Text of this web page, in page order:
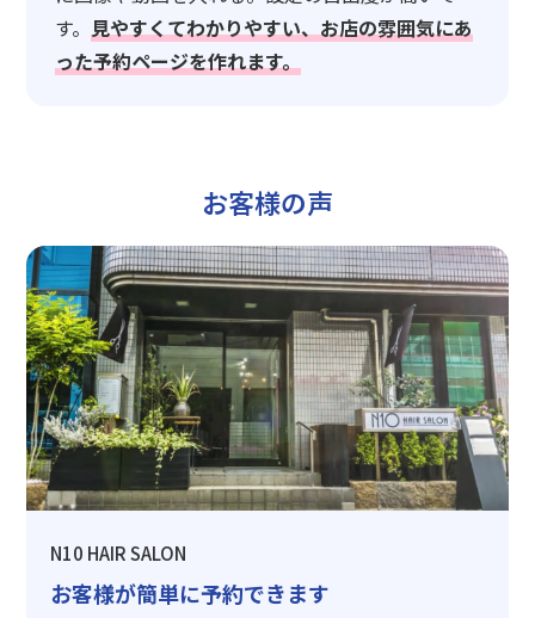
す。 見やすくてわかりやすい、お店の雰囲気にあ
った予約ページを作れます。
お客様の声
N10 HAIR SALON
お客様が簡単に予約できます